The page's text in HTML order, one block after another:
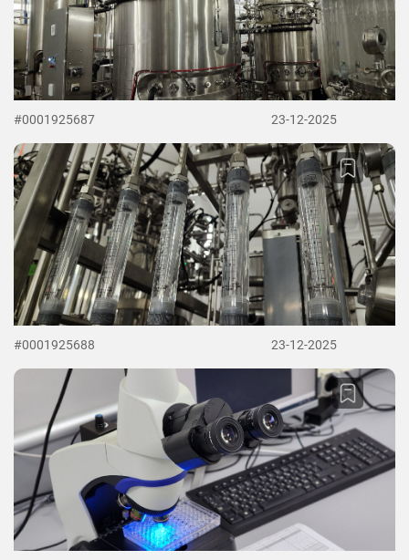
#0001925687 23-12-2025
#0001925688 23-12-2025